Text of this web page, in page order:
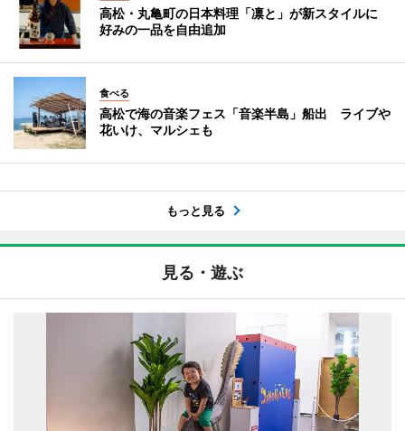
高松・丸亀町の日本料理「凛と」が新スタイルに
好みの一品を自由追加
食べる
高松で海の音楽フェス「音楽半島」船出 ライブや
花いけ、マルシェも
もっと見る
見る・遊ぶ